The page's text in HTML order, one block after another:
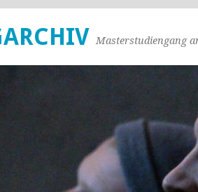
Masterstudiengang